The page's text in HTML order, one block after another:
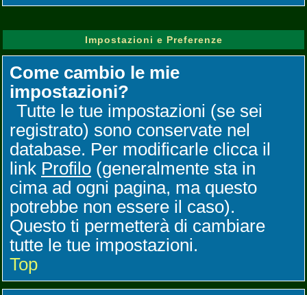
Impostazioni e Preferenze
Come cambio le mie
impostazioni?
Tutte le tue impostazioni (se sei
registrato) sono conservate nel
database. Per modificarle clicca il
link Profilo (generalmente sta in
cima ad ogni pagina, ma questo
potrebbe non essere il caso).
Questo ti permetterà di cambiare
tutte le tue impostazioni.
Top